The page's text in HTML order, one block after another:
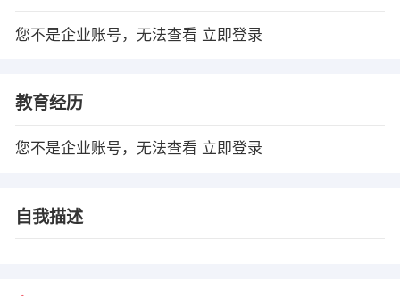
您不是企业账号，无法查看 立即登录
教育经历
您不是企业账号，无法查看 立即登录
自我描述